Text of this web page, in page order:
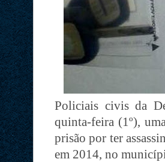
Policiais civis da
quinta-feira (1º),
prisão por ter
em 2014, no